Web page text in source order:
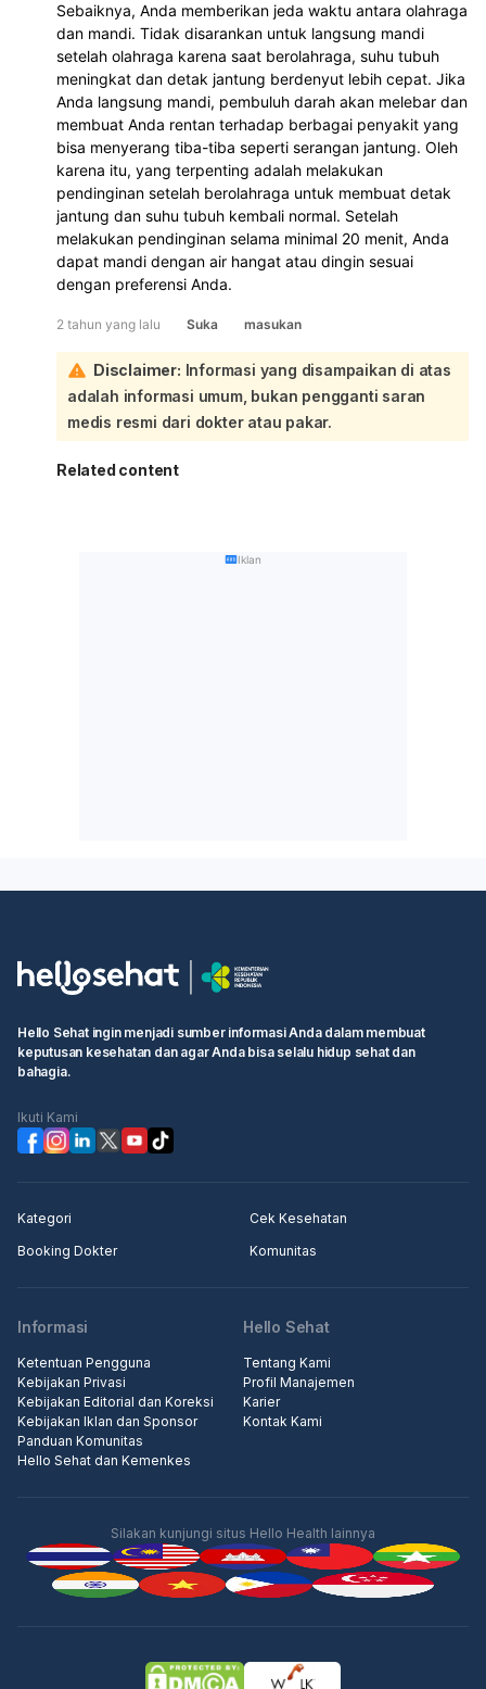
Sebaiknya, Anda memberikan jeda waktu antara olahraga
dan mandi. Tidak disarankan untuk langsung mandi
setelah olahraga karena saat berolahraga, suhu tubuh
meningkat dan detak jantung berdenyut lebih cepat. Jika
Anda langsung mandi, pembuluh darah akan melebar dan
membuat Anda rentan terhadap berbagai penyakit yang
bisa menyerang tiba-tiba seperti serangan jantung. Oleh
karena itu, yang terpenting adalah melakukan
pendinginan setelah berolahraga untuk membuat detak
jantung dan suhu tubuh kembali normal. Setelah
melakukan pendinginan selama minimal 20 menit, Anda
dapat mandi dengan air hangat atau dingin sesuai
dengan preferensi Anda.
2 tahun yang lalu Suka masukan
Disclaimer: Informasi yang disampaikan di atas
adalah informasi umum, bukan pengganti saran
medis resmi dari dokter atau pakar.
Related content
Iklan
Iklan
Hello Sehat ingin menjadi sumber informasi Anda dalam membuat
keputusan kesehatan dan agar Anda bisa selalu hidup sehat dan
bahagia.
Ikuti Kami
Kategori
Cek Kesehatan
Booking Dokter
Komunitas
Informasi
Ketentuan Pengguna
Kebijakan Privasi
Kebijakan Editorial dan Koreksi
Kebijakan Iklan dan Sponsor
Panduan Komunitas
Hello Sehat dan Kemenkes
Hello Sehat
Tentang Kami
Profil Manajemen
Karier
Kontak Kami
Silakan kunjungi situs Hello Health lainnya